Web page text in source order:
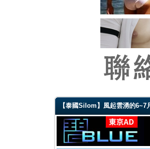
【泰國Silom】風起雲湧的6~7